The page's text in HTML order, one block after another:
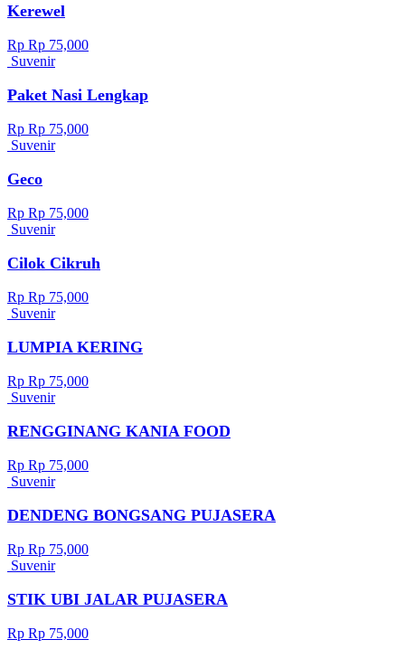
Kerewel
Rp Rp 75,000
Suvenir
Paket Nasi Lengkap
Rp Rp 75,000
Suvenir
Geco
Rp Rp 75,000
Suvenir
Cilok Cikruh
Rp Rp 75,000
Suvenir
LUMPIA KERING
Rp Rp 75,000
Suvenir
RENGGINANG KANIA FOOD
Rp Rp 75,000
Suvenir
DENDENG BONGSANG PUJASERA
Rp Rp 75,000
Suvenir
STIK UBI JALAR PUJASERA
Rp Rp 75,000